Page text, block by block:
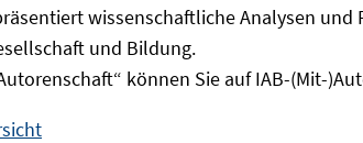
wissenschaftliche Analysen
und Bildung.
können Sie auf IAB-(Mit-